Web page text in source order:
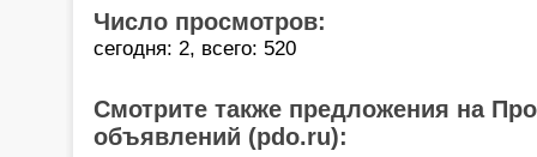
Число просмотров:
сегодня: 2, всего: 520
Смотрите также предложения на
объявлений (pdo.ru):